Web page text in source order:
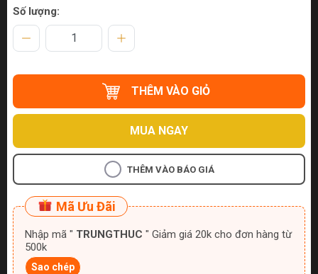
Số lượng:
THÊM VÀO GIỎ
MUA NGAY
THÊM VÀO BÁO GIÁ
Mã Ưu Đãi
Nhập mã " TRUNGTHUC " Giảm giá 20k cho đơn hàng từ
500k
Sao chép